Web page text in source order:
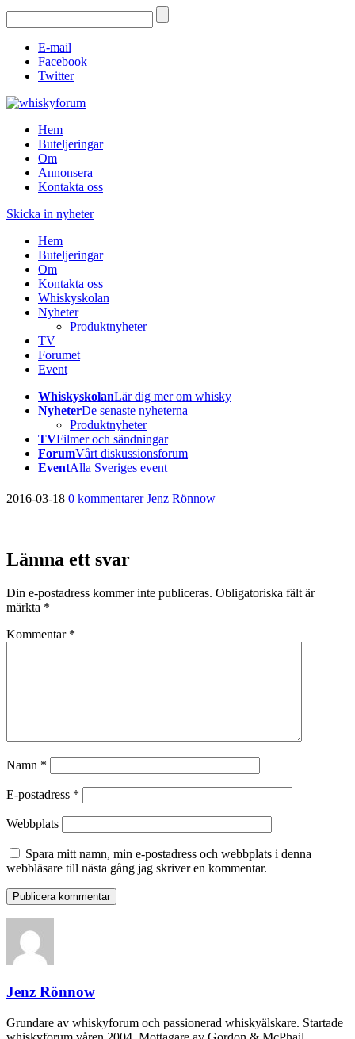
E-mail
Facebook
Twitter
Hem
Buteljeringar
Om
Annonsera
Kontakta oss
Skicka in nyheter
Hem
Buteljeringar
Om
Kontakta oss
Whiskyskolan
Nyheter
Produktnyheter
TV
Forumet
Event
WhiskyskolanLär dig mer om whisky
NyheterDe senaste nyheterna
Produktnyheter
TVFilmer och sändningar
ForumVårt diskussionsforum
EventAlla Sveriges event
2016-03-18 0 kommentarer Jenz Rönnow
Lämna ett svar
Din e-postadress kommer inte publiceras. Obligatoriska fält är
märkta *
Kommentar *
Namn *
E-postadress *
Webbplats
Spara mitt namn, min e-postadress och webbplats i denna
webbläsare till nästa gång jag skriver en kommentar.
Jenz Rönnow
Grundare av whiskyforum och passionerad whiskyälskare. Startade